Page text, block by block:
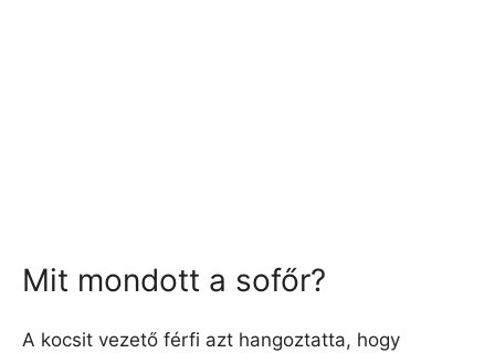
Mit mondott a sofőr?
A kocsit vezető férfi azt hangoztatta, hogy